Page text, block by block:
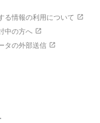
る情報の利用について
中の方へ
タの外部送信